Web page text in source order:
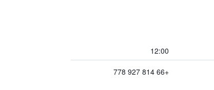
12:00
+66 814 927 778